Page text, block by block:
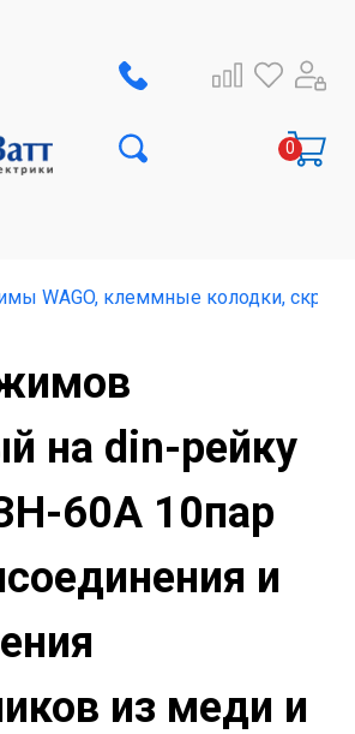
WAGO, клеммные колодки,
на din-рейку
60А 10пар
и
из меди и